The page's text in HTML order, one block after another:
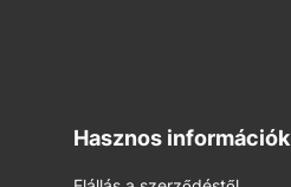
Hasznos információk